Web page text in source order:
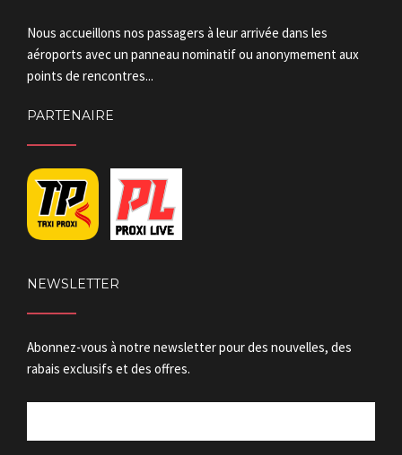
Nous accueillons nos passagers à leur arrivée dans les
aéroports avec un panneau nominatif ou anonymement aux
points de rencontres...
PARTENAIRE
NEWSLETTER
Abonnez-vous à notre newsletter pour des nouvelles, des
rabais exclusifs et des offres.